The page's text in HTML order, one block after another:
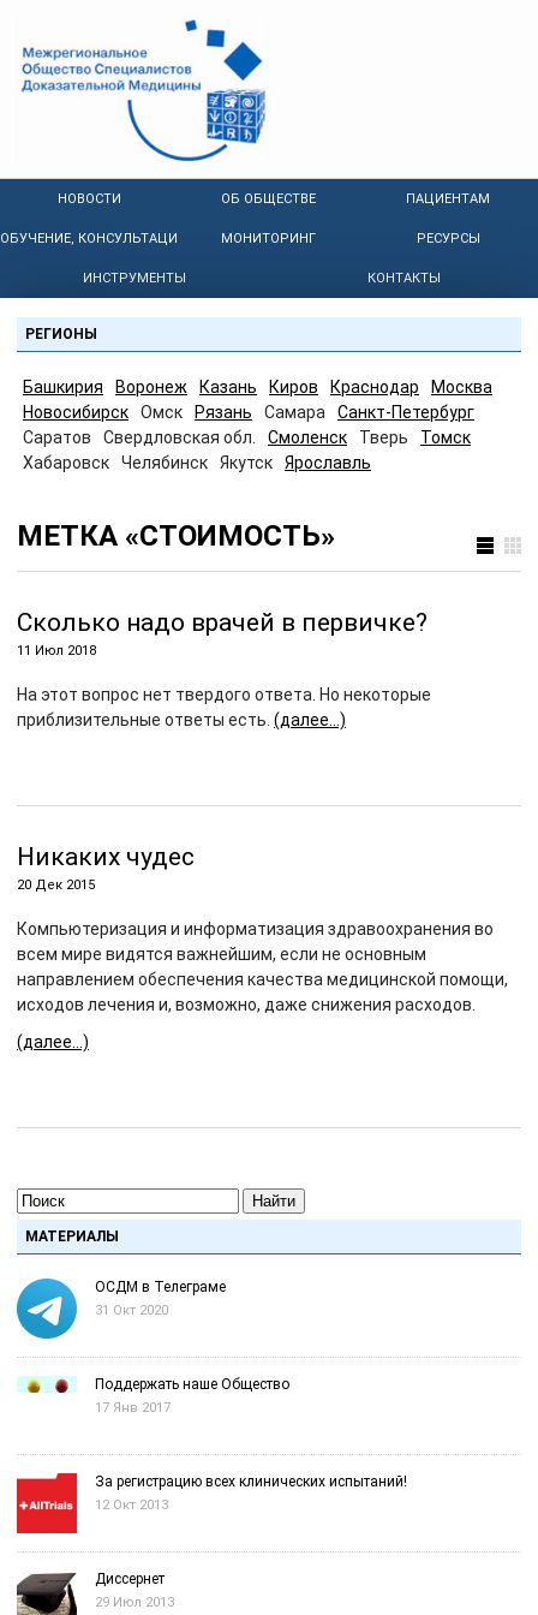
НОВОСТИ ОБ ОБЩЕСТВЕ ПАЦИЕНТАМ
ОБУЧЕНИЕ, КОНСУЛЬТАЦИИ МОНИТОРИНГ РЕСУРСЫ
ИНСТРУМЕНТЫ КОНТАКТЫ
РЕГИОНЫ
Башкирия Воронеж Казань Киров Краснодар
Москва
Новосибирск
Омск Рязань Самара
Санкт-Петербург
Саратов
Свердловская обл. Смоленск Тверь
Томск
Хабаровск
Челябинск Якутск Ярославль
МЕТКА «СТОИМОСТЬ»
Сколько надо врачей в первичке?
11 Июл 2018
На этот вопрос нет твердого ответа. Но некоторые
приблизительные ответы есть. (далее…)
Никаких чудес
20 Дек 2015
Компьютеризация и информатизация здравоохранения во
всем мире видятся важнейшим, если не основным
направлением обеспечения качества медицинской помощи,
исходов лечения и, возможно, даже снижения расходов.
(далее…)
Найти
МАТЕРИАЛЫ
ОСДМ в Телеграме
31 Окт 2020
Поддержать наше Общество
17 Янв 2017
За регистрацию всех клинических испытаний!
12 Окт 2013
Диссернет
29 Июл 2013